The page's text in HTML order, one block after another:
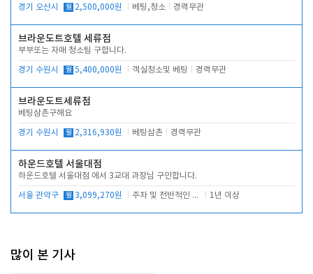
경기 오산시 월 2,500,000원 베팅,청소 경력무관
브라운도트호텔 세류점
부부또는 자매 청소팀 구합니다.
경기 수원시 월 5,400,000원 객실청소및 베팅 경력무관
브라운도트세류점
베팅삼촌구해요
경기 수원시 월 2,316,930원 베팅삼촌 경력무관
하운드호텔 서울대점
하운드호텔 서울대점 에서 3교대 과장님 구인합니다.
서울 관악구 월 3,099,270원 주차 및 전반적인 당번업무 1년 이상
많이 본 기사